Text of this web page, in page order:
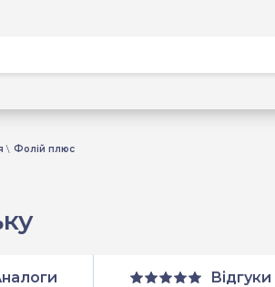
Фолій плюс
Відгуки